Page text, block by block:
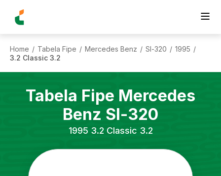
Home / Tabela Fipe / Mercedes Benz / Sl-320 / 1995 /
3.2 Classic 3.2
Tabela Fipe Mercedes
Benz Sl-320
1995 3.2 Classic 3.2